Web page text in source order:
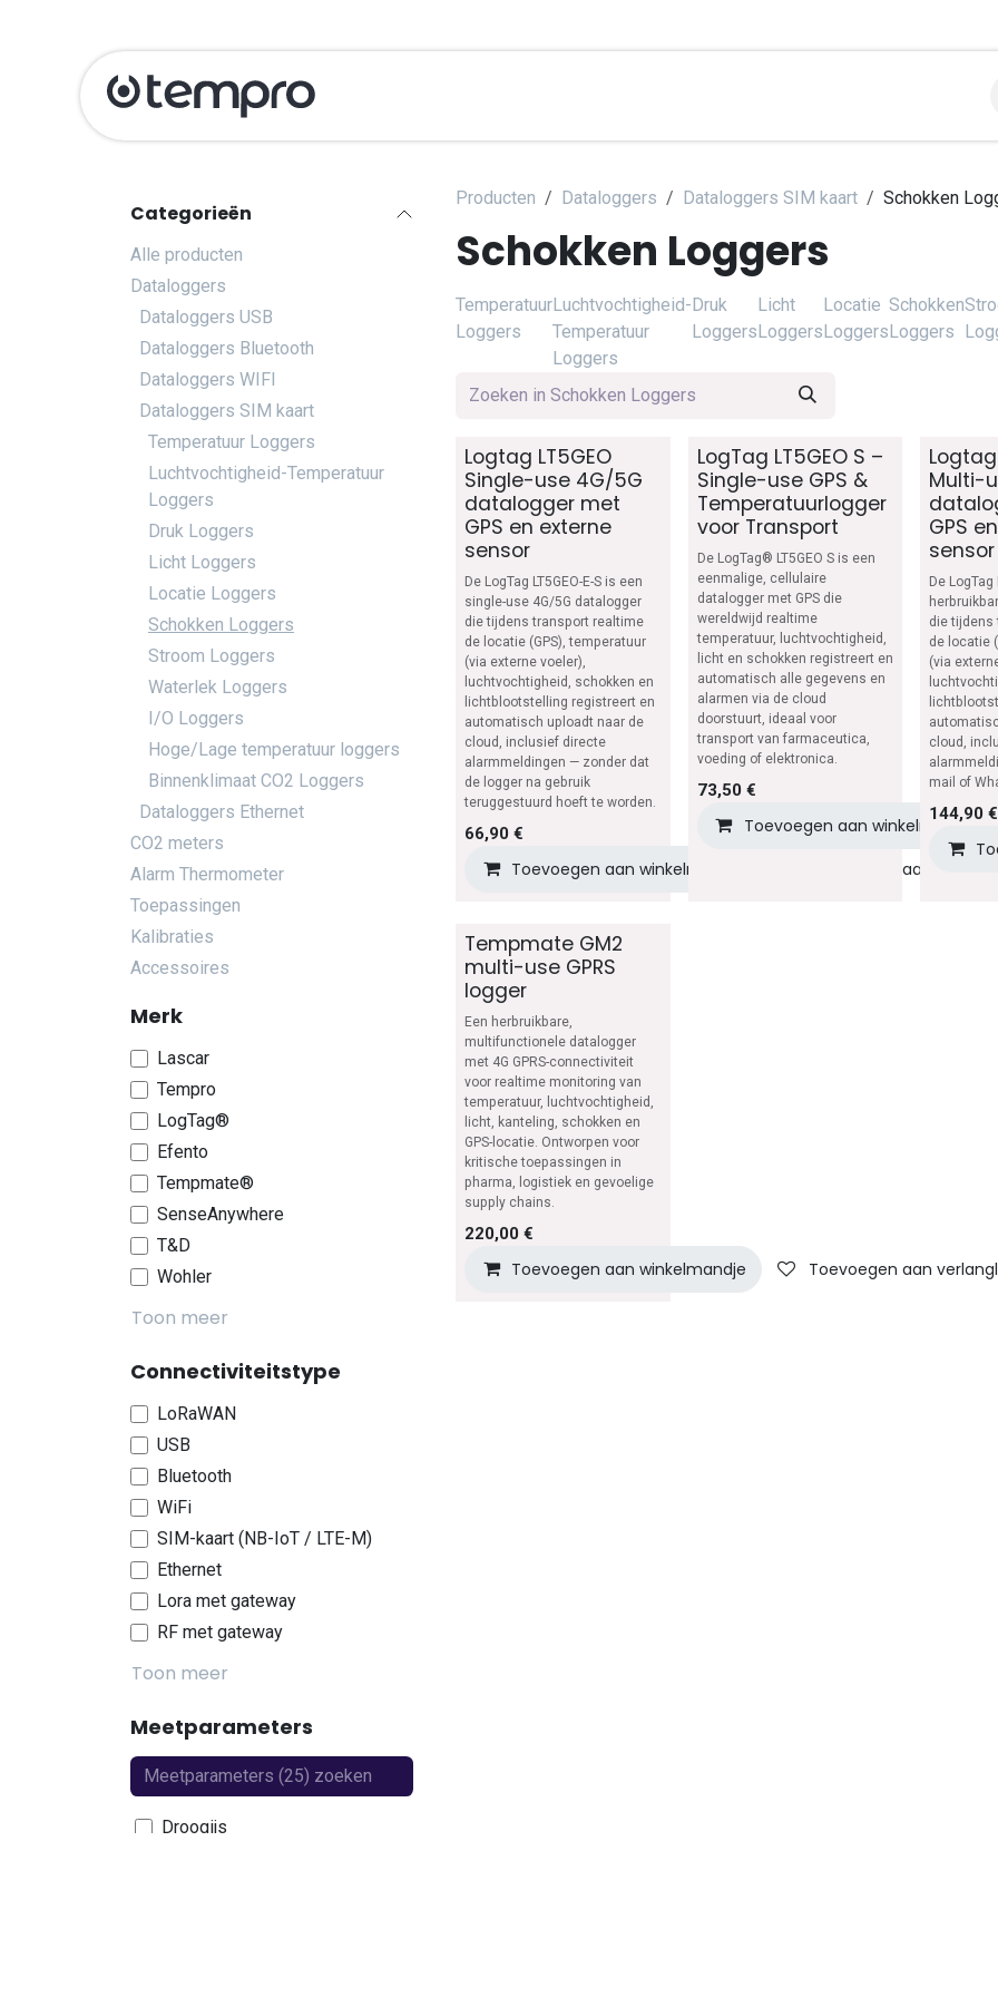
Overslaan naar inhoud
Categorieën
Alle producten
Dataloggers
Dataloggers USB
Dataloggers Bluetooth
Dataloggers WIFI
Dataloggers SIM kaart
Temperatuur Loggers
Luchtvochtigheid-Temperatuur
Loggers
Druk Loggers
Licht Loggers
Locatie Loggers
Schokken Loggers
Stroom Loggers
Waterlek Loggers
I/O Loggers
Hoge/Lage temperatuur loggers
Binnenklimaat CO2 Loggers
Dataloggers Ethernet
CO2 meters
Alarm Thermometer
Toepassingen
Kalibraties
Accessoires
Merk
Lascar
Tempro
LogTag®
Efento
Tempmate®
SenseAnywhere
T&D
Wohler
Toon meer
Connectiviteitstype
LoRaWAN
USB
Bluetooth
WiFi
SIM-kaart (NB-IoT / LTE-M)
Ethernet
Lora met gateway
RF met gateway
Toon meer
Meetparameters
Droogijs
Producten Dataloggers Dataloggers SIM kaart Schokken
Schokken Loggers
Temperatuur
Loggers
Luchtvochtigheid-
Temperatuur
Loggers
Druk
Loggers
Licht
Loggers
Locatie
Loggers
Schokken
Loggers
Logtag LT5GEO
Single-use 4G/5G
datalogger met
GPS en externe
sensor
De LogTag LT5GEO-E-S is een
single-use 4G/5G datalogger
die tijdens transport realtime
de locatie (GPS), temperatuur
(via externe voeler),
luchtvochtigheid, schokken en
lichtblootstelling registreert en
automatisch uploadt naar de
cloud, inclusief directe
alarmmeldingen — zonder dat
de logger na gebruik
teruggestuurd hoeft te worden.
66,90 €
Toevoegen aan winkelmandje Toevoegen aan
LogTag LT5GEO S –
Single-use GPS &
Temperatuurlogger
voor Transport
De LogTag® LT5GEO S is een
eenmalige, cellulaire
datalogger met GPS die
wereldwijd realtime
temperatuur, luchtvochtigheid,
licht en schokken registreert en
automatisch alle gegevens en
alarmen via de cloud
doorstuurt, ideaal voor
transport van farmaceutica,
voeding of elektronica.
73,50€
Toevoegen aan winkelmandje
Logtag
Multi-
GPS
sensor
De LogTag
die tijdens
de locatie
(via
cloud,
mail of
144,90 €
Tempmate GM2
multi-use GPRS
logger
Een herbruikbare,
multifunctionele datalogger
met 4G GPRS-connectiviteit
voor realtime monitoring van
temperatuur, luchtvochtigheid,
licht, kanteling, schokken en
GPS-locatie. Ontworpen voor
kritische toepassingen in
pharma, logistiek en gevoelige
supply chains.
220,00 €
Toevoegen aan winkelmandje Toevoegen aan